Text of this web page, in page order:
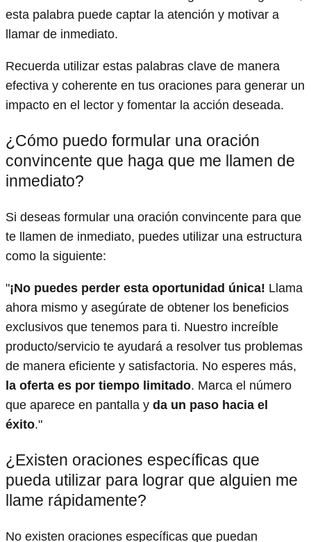
esta palabra puede captar la atención y motivar a
llamar de inmediato.
Recuerda utilizar estas palabras clave de manera
efectiva y coherente en tus oraciones para generar un
impacto en el lector y fomentar la acción deseada.
¿Cómo puedo formular una oración
convincente que haga que me llamen de
inmediato?
Si deseas formular una oración convincente para que
te llamen de inmediato, puedes utilizar una estructura
como la siguiente:
"¡No puedes perder esta oportunidad única! Llama
ahora mismo y asegúrate de obtener los beneficios
exclusivos que tenemos para ti. Nuestro increíble
producto/servicio te ayudará a resolver tus problemas
de manera eficiente y satisfactoria. No esperes más,
la oferta es por tiempo limitado. Marca el número
que aparece en pantalla y da un paso hacia el
éxito."
¿Existen oraciones específicas que
pueda utilizar para lograr que alguien me
llame rápidamente?
No existen oraciones específicas que puedan